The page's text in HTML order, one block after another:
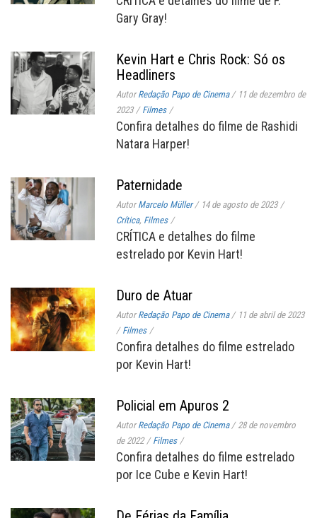
Gary Gray!
Kevin Hart e Chris Rock: Só os
Headliners
AutorRedação Papo de Cinema / 11 de dezembro de
2023 / Filmes /
Confira detalhes do filme de Rashidi
Natara Harper!
Paternidade
AutorMarcelo Müller / 14 de agosto de 2023 /
Crítica, Filmes /
CRÍTICA e detalhes do filme
estrelado por Kevin Hart!
Duro de Atuar
AutorRedação Papo de Cinema / 11 de abril de 2023
/ Filmes /
Confira detalhes do filme estrelado
por Kevin Hart!
Policial em Apuros 2
AutorRedação Papo de Cinema / 28 de novembro
de 2022 / Filmes /
Confira detalhes do filme estrelado
por Ice Cube e Kevin Hart!